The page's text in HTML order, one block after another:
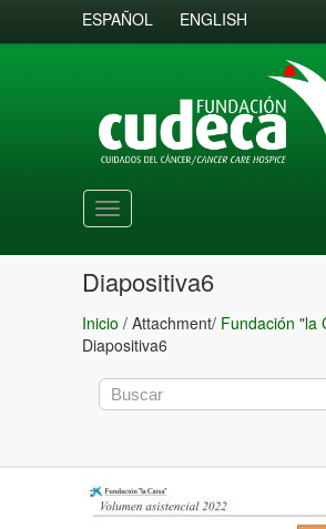
ESPAÑOL ENGLISH
Toggle
navigation
Diapositiva6
Inicio / Attachment/ Fundación "la
Diapositiva6